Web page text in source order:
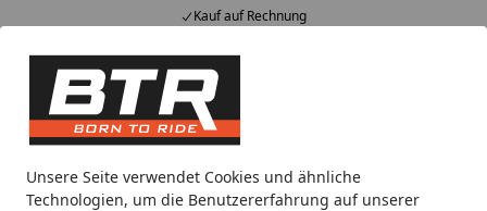
Unsere Seite verwendet Cookies und ähnliche
Technologien, um die Benutzererfahrung auf unserer
Kauf auf Rechnung
Alle Produkte
Mein Konto
Suchen
Noch 2 Tage und 17 Stunden
Spare bis zu 35% auf EVOLIFT® Zentralständer